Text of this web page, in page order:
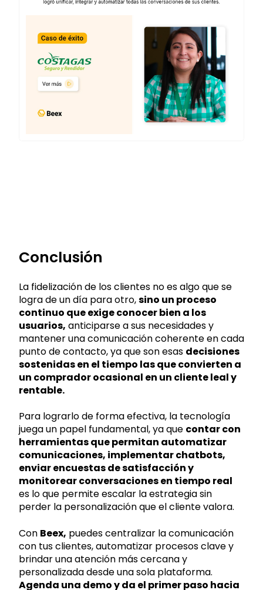
Conclusión
La fidelización de los clientes no es algo que se
logra de un día para otro,sino un proceso
continuo que exige conocer bien a los
usuarios, anticiparse a sus necesidades y
mantener una comunicación coherente en cada
punto de contacto, ya que son esas decisiones
sostenidas en el tiempo las que convierten a
un comprador ocasional en un cliente leal y
rentable.
Para lograrlo de forma efectiva, la tecnología
juega un papel fundamental, ya que contar con
herramientas que permitan automatizar
comunicaciones, implementar chatbots,
enviar encuestas de satisfacción y
monitorear conversaciones en tiempo real
es lo que permite escalar la estrategia sin
perder la personalización que el cliente valora.
Con Beex, puedes centralizar la comunicación
con tus clientes, automatizar procesos clave y
brindar una atención más cercana y
personalizada desde una sola plataforma.
Agenda una demo y da el primer paso hacia